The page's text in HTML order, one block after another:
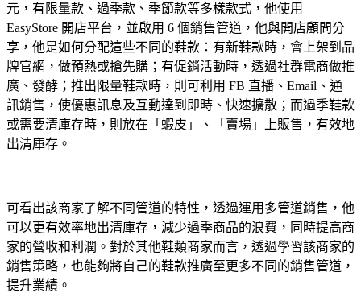
元，有限量款、過季款、季節款等多樣款式，他使用
EasyStore 開店平台，並啟用 6 個銷售管道，他與開店顧問分
享，他是如何分配這些不同的鞋款：有新鞋款時，會上架到品
牌官網，做預熱或搶先購；有促銷活動時，透過社群電商做推
廣、發酵；推出限量鞋款時，則可利用 FB 直播、Email、通
訊銷售，使優惠訊息及互動達到即時、快速擴散；而過季鞋款
或需要清庫存時，則放在「蝦皮」、「賣場」上販售，有效地
出清庫存。
可看出該商家了解不同管道的特性，透過運用多管道銷售，他
可以更有效率地出清庫存，減少過季商品的浪費，同時提高商
家的營收和利潤。對於其他鞋類商家而言，透過學習該商家的
銷售策略，也能夠將自己的鞋款推廣至更多不同的銷售管道，
提升業績。